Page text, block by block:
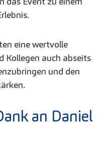
eine wertvolle
Kollegen auch abseits
und den
an Daniel